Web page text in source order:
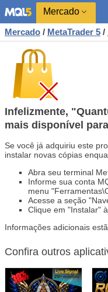
Mercado
Mercado / MetaTrader 5 /
Infelizmente,
mais disponível
Se você já adquiriu este
instalar novas cópias
Abra seu terminal
Informe sua conta
menu
Acesse a seção
Clique em "Instalar"
Informações adicionais
Confira outros